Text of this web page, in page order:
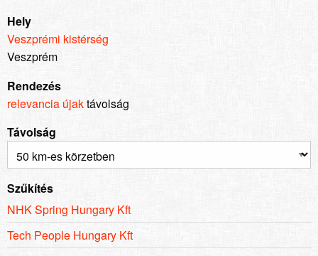
Hely
Veszprémi kistérség
Veszprém
Rendezés
relevancia újaktávolság
Távolság
Szűkítés
NHK Spring Hungary Kft
Tech People Hungary Kft